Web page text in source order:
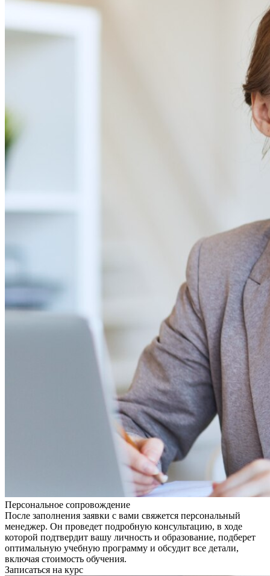
Персональное сопровождение
После заполнения заявки с вами свяжется персональный
менеджер. Он проведет подробную консультацию, в ходе
которой подтвердит вашу личность и образование, подберет
оптимальную учебную программу и обсудит все детали,
включая стоимость обучения.
Записаться на курс